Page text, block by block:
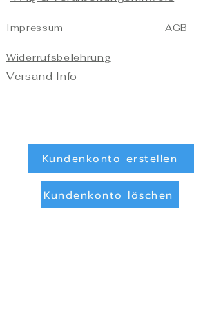
Impressum
Widerrufsbelehrung
Versand Info
AGB
Kundenkonto erstellen
Kundenkonto löschen